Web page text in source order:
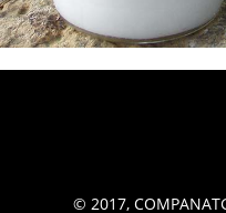
© 2017,